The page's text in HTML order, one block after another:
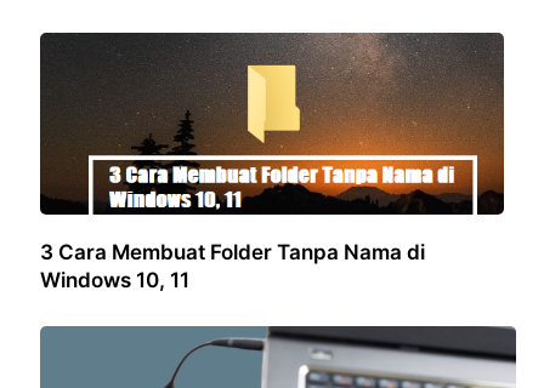
3 Cara Membuat Folder Tanpa Nama di
Windows 10, 11